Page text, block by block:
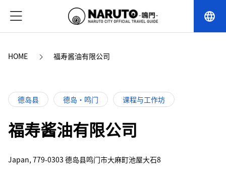
language
HOME 福寿酱油有限公司
德岛县 德岛・鸣门 课程与工作坊
福寿酱油有限公司
Japan, 779-0303 德岛县鸣门市大麻町池屋大石8